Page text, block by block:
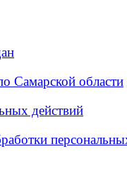
Самарской области
действий